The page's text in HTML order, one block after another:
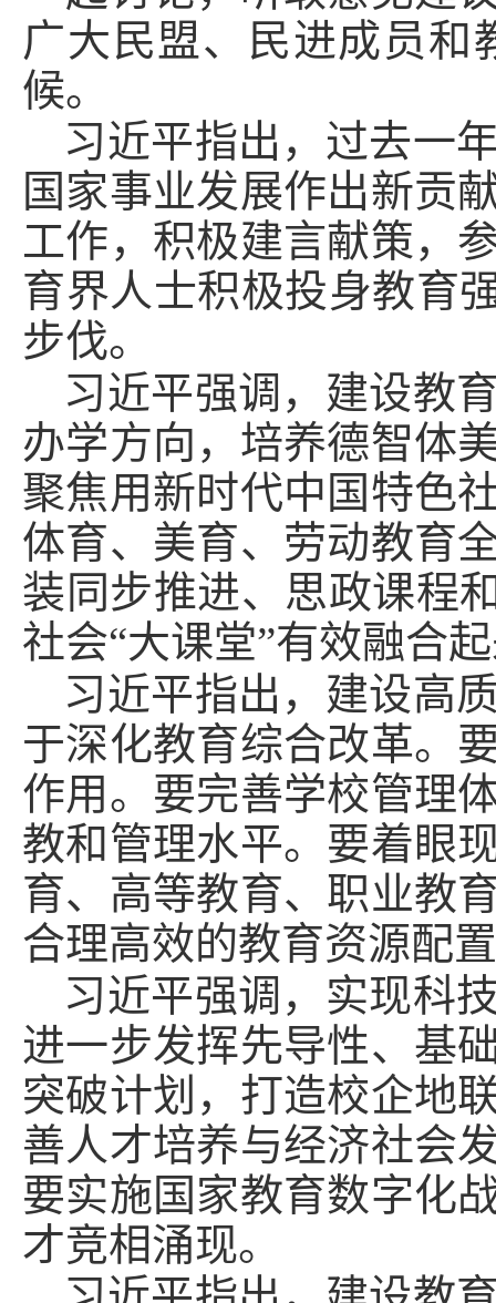
广大民盟、民进成员和
候。
习近平指出，过去一
国家事业发展作出新贡
工作，积极建言献策，
育界人士积极投身教育
步伐。
习近平强调，建设教
办学方向，培养德智体
聚焦用新时代中国特色
体育、美育、劳动教育
装同步推进、思政课程
社会“大课堂”有效融合
习近平指出，建设高
于深化教育综合改革。
作用。要完善学校管理
教和管理水平。要着眼
育、高等教育、职业教
合理高效的教育资源配
习近平强调，实现科
进一步发挥先导性、基
突破计划，打造校企地
善人才培养与经济社会
要实施国家教育数字化
才竞相涌现。